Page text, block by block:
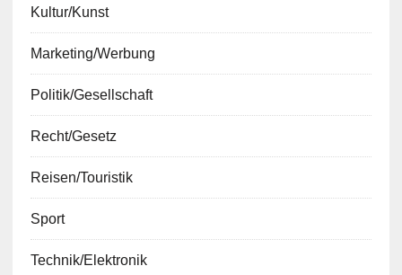
Kultur/Kunst
Marketing/Werbung
Politik/Gesellschaft
Recht/Gesetz
Reisen/Touristik
Sport
Technik/Elektronik